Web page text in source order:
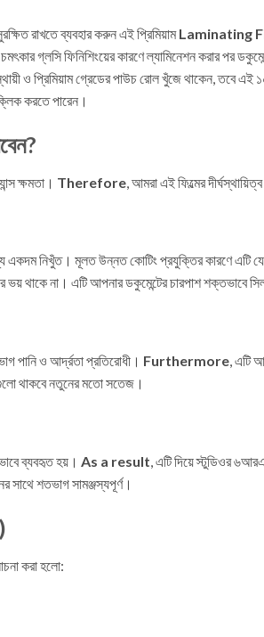
রাখতে ব্যবহার করুন এই প্রিমিয়ামLaminating
গ্লসি ফিনিশিংয়ের কারণে ল্যামিনেশন করার পর
ও প্রিমিয়াম গ্রেডের পাউচ রোল খুঁজে থাকেন, তবে
করতে পারেন।
ক্ষমতা। Therefore , আমরা এই ফিল্মের
নিখুঁত। মূলত উন্নত কোটিং প্রযুক্তির কারণে এটি
থাকে না। এটি আপনার ডকুমেন্টের চারপাশ শক্তভাবে
পানি ও আর্দ্রতা প্রতিরোধী। Furthermore, এটি
থাকবে নতুনের মতো সতেজ।
ব্যবহৃত হয়। As a result, এটি দিয়ে স্টুডিওর
সাথে শতভাগ সামঞ্জস্যপূর্ণ।
করা হলো: